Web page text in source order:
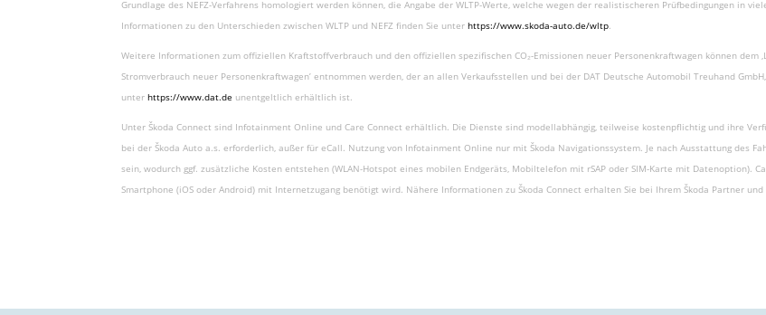
Grundlage des NEFZ-Verfahrens homologiert werden können, die Angabe der WLTP-Werte, welche wegen der realistischeren Prüfbedingungen in
Informationen zu den Unterschieden zwischen WLTP und NEFZ finden Sie unter https://www.skoda-auto.de/wltp
Weitere Informationen zum offiziellen Kraftstoffverbrauch und den offiziellen spezifischen CO₂-Emissionen neuer Personenkraftwagen können dem
Stromverbrauch neuer Personenkraftwagen’ entnommen werden, der an allen Verkaufsstellen und bei der DAT Deutsche Automobil Treuhand
unter https://www.dat.de unentgeltlich erhältlich ist.
Unter Škoda Connect sind Infotainment Online und Care Connect erhältlich. Die Dienste sind modellabhängig, teilweise kostenpflichtig und ihre
bei der Škoda Auto a.s. erforderlich, außer für eCall. Nutzung von Infotainment Online nur mit Škoda Navigationssystem. Je nach Ausstattung des
sein, wodurch ggf. zusätzliche Kosten entstehen (WLAN-Hotspot eines mobilen Endgeräts, Mobiltelefon mit rSAP oder SIM-Karte mit Datenoption).
Smartphone (iOS oder Android) mit Internetzugang benötigt wird. Nähere Informationen zu Škoda Connect erhalten Sie bei Ihrem Škoda Partner